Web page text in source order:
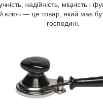
надійність, міцність і
ключ — це товар, який має
господині.